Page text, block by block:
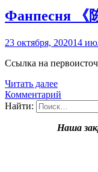
Фанпесня 《
23 октября, 202014
Cсылка на
Читать далее
Комментарий
Найти:
Наша